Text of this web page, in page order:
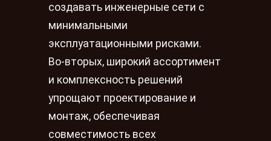
создавать инженерные сети с
минимальными
эксплуатационными рисками.
Во‑вторых, широкий ассортимент
и комплексность решений
упрощают проектирование и
монтаж, обеспечивая
совместимость всех